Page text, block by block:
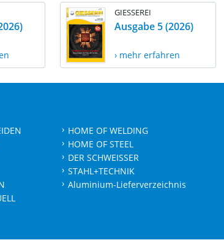
GIESSEREI
Ausgabe 5 (2026)
› mehr erfahren
HOME OF WELDING
HOME OF STEEL
DER SCHWEISSER
STAHL+TECHNIK
Aluminium-Lieferverzeichnis